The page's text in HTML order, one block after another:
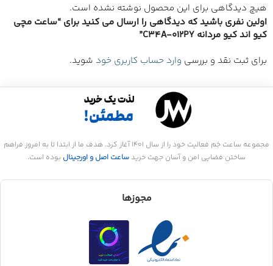
هیچ دیدگاهی برای این محصول نوشته نشده است.
اولین نفری باشید که دیدگاهی را ارسال می کنید برای “ساعت مچی
کیو اند کیو مردانه C34A-012PY”
برای ثبت نقد و بررسی وارد حساب کاربری خود شوید.
مجموعه ساعت جَم فعالیت خود را از سال 1401 آغاز کرد. هدف ما از ابتدا تا به امروز فراهم
ساختن فضایی امن و آسان جهت خرید ساعت اصل و اورجینال بوده است.
مجوزها